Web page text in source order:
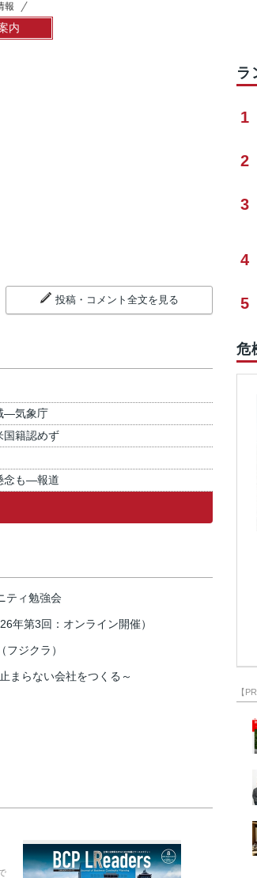
報
内
投稿・コメント全文を見る
―気象庁
国籍認めず
念も―報道
ティ勉強会
年第3回：オンライン開催）
ジクラ）
まらない会社をつくる～
ラ
1
2
3
4
5
危
【PR